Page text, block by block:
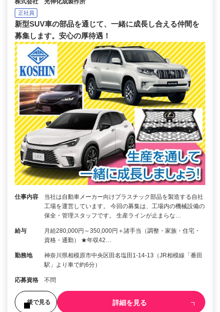
株式会社 光伸化成製作所
正社員
新型SUV車の部品を通じて、一緒に成長し合える仲間を
募集します。安心の厚待遇！
仕事内容
当社は自動車メーカー向けプラスチック部品を製造する自社
工場を運営しています。 今回の募集は、工場内の機械設備の
保全・管理スタッフです。 生産ラインが止まらな…
給与
月給280,000円～350,000円＋諸手当（調整・家族・住宅・
資格・通勤） ★年収42…
勤務地
神奈川県相模原市中央区田名塩田1-14-13（JR相模線「番田
駅」より車で約6分）
応募資格 不問
後で見る 詳細を見る